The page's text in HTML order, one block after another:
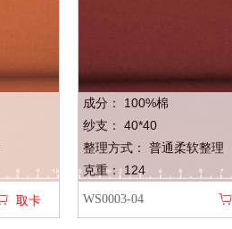
取卡
成分： 100%棉
纱支： 40*40
整理方式： 普通柔软整理
克重： 124
WS0003-04